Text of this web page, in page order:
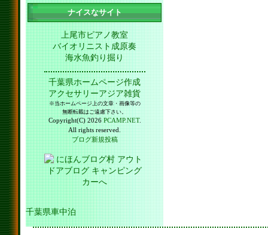
ナイスなサイト
上尾市ピアノ教室
バイオリニスト成原奏
海水魚釣り掘り
千葉県ホームページ作成
アクセサリーアジア雑貨
※当ホームページ上の文章・画像等の
無断転載はご遠慮下さい。
Copyright(C) 2026 PCAMP.NET.
All rights reserved.
ブログ新規投稿
千葉県車中泊